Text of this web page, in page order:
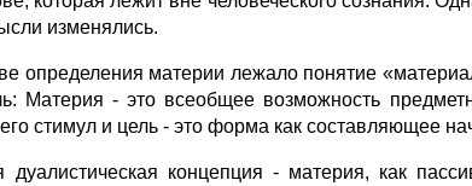
изменялись.
определения материи лежало понятие
Материя - это всеобщее возможность
стимул и цель - это форма как составляющее
дуалистическая концепция - материя, как